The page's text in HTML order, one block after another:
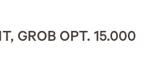
GROB OPT. 15.000